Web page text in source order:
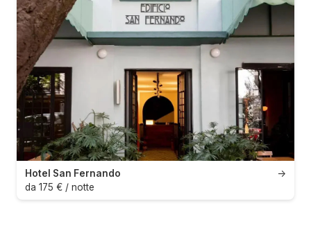
→
Hotel San Fernando
da 175 € / notte